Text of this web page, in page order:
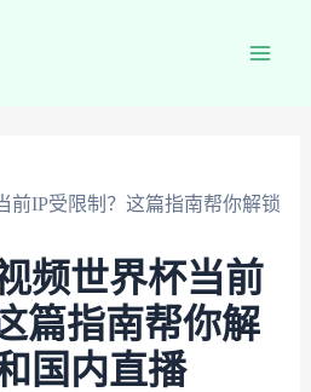
前IP受限制？这篇指南帮你解锁
频世界杯当前
篇指南帮你解
国内直播